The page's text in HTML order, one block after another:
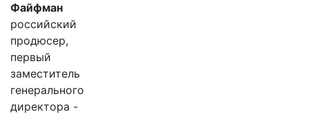
Файфман
российский
продюсер,
первый
заместитель
генерального
директора -